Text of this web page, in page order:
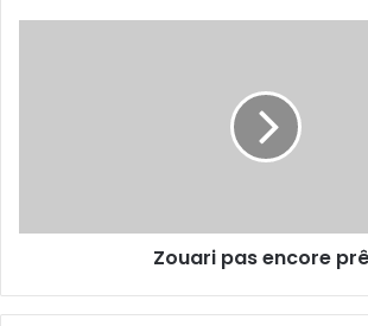
Zouari pas encore